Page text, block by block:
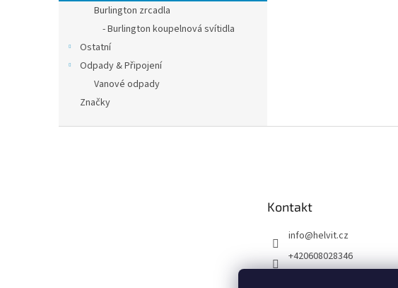
Burlington zrcadla
- Burlington koupelnová svítidla
Ostatní
Odpady & Připojení
Vanové odpady
Značky
Kontakt
info@helvit.cz
+420608028346